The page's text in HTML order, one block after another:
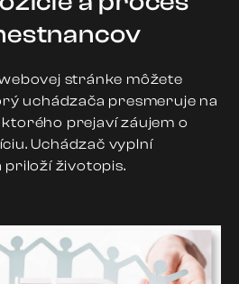
stránke môžete
uchádzača presmeruje na
prejaví záujem o
Uchádzač vyplní
priloží životopis.